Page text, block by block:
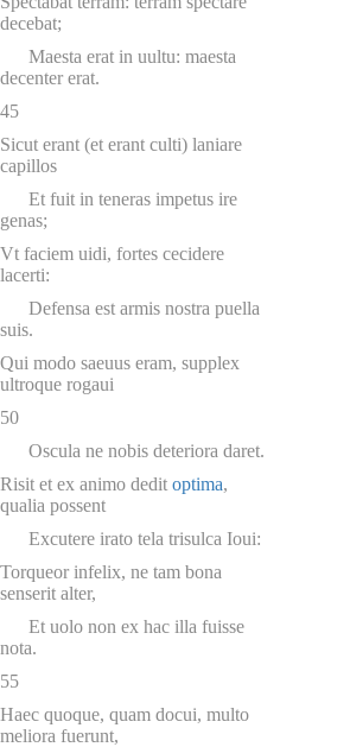
decebat;
Maesta erat in uultu: maesta
decenter erat.
45
Sicut erant (et erant culti) laniare
capillos
Et fuit in teneras impetus ire
genas;
Vt faciem uidi, fortes cecidere
lacerti:
Defensa est armis nostra puella
suis.
Qui modo saeuus eram, supplex
ultroque rogaui
50
Oscula ne nobis deteriora daret.
Risit et ex animo dedit optima,
qualia possent
Excutere irato tela trisulca Ioui:
Torqueor infelix, ne tam bona
senserit alter,
Et uolo non ex hac illa fuisse
nota.
55
Haec quoque, quam docui, multo
meliora fuerunt,